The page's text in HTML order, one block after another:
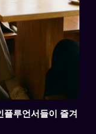
루언서들이 즐겨